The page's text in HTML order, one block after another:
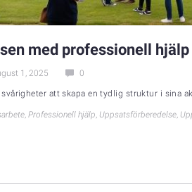
med professionell hjälp
1, 2025 0
att skapa en tydlig struktur i sina
, Professionell hjälp, Uppsatsförberedelse,